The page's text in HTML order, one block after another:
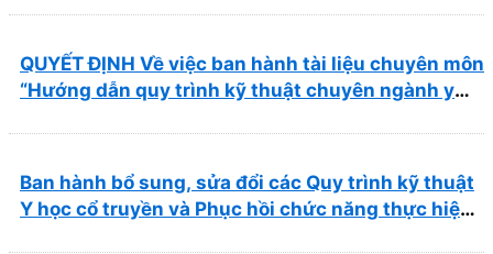
QUYẾT ĐỊNH Về việc ban hành tài liệu chuyên môn
“Hướng dẫn quy trình kỹ thuật chuyên ngành y
Ban hành bổ sung, sửa đổi các Quy trình kỹ thuật
Y học cổ truyền và Phục hồi chức năng thực hiện